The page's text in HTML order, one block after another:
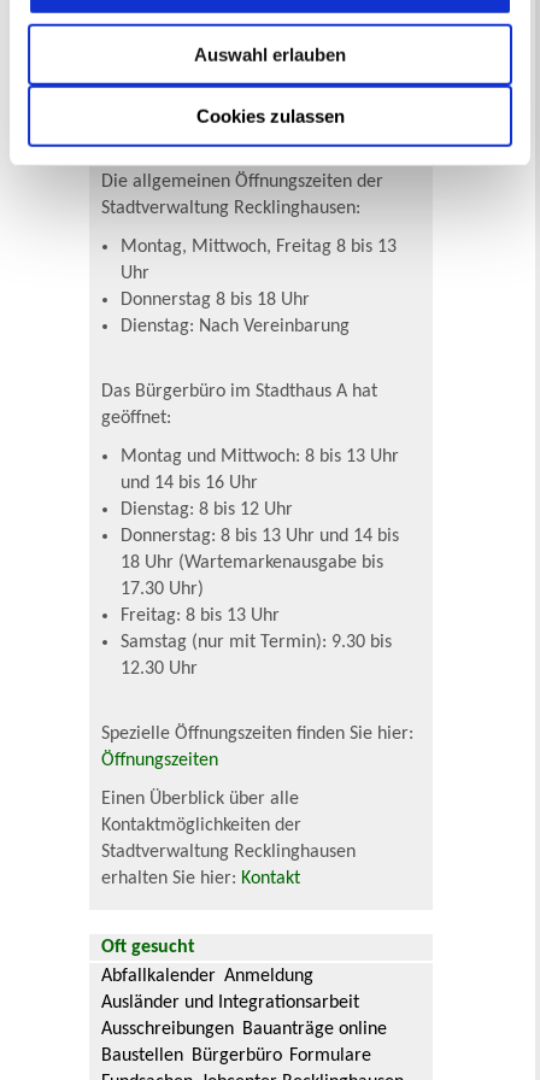
Cookies zulassen
Auswahl erlauben
haben. Denn jeder kann für sich selbst
er/sie sich befindet.
Öffnungszeiten & Kontakt
Die allgemeinen Öffnungszeiten der
Stadtverwaltung Recklinghausen:
Montag, Mittwoch, Freitag 8 bis 13
Uhr
Donnerstag 8 bis 18 Uhr
Dienstag: Nach Vereinbarung
Das Bürgerbüro im Stadthaus A hat
geöffnet:
Montag und Mittwoch: 8 bis 13 Uhr
und 14 bis 16 Uhr
Dienstag: 8 bis 12 Uhr
Donnerstag: 8 bis 13 Uhr und 14 bis
18 Uhr (Wartemarkenausgabe bis
17.30 Uhr)
Freitag: 8 bis 13 Uhr
Samstag (nur mit Termin): 9.30 bis
12.30 Uhr
Spezielle Öffnungszeiten finden Sie hier:
Öffnungszeiten
Einen Überblick über alle
Kontaktmöglichkeiten der
Stadtverwaltung Recklinghausen
erhalten Sie hier: Kontakt
Oft gesucht
Abfallkalender Anmeldung
Ausländer und Integrationsarbeit
Ausschreibungen Bauanträge online
Baustellen Bürgerbüro Formulare